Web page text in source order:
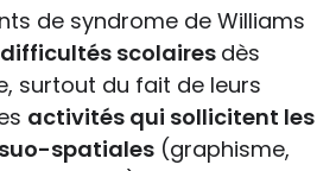
de syndrome de Williams
difficultés scolaires dès
surtout du fait de leurs
activités qui sollicitent les
spatiales (graphisme,